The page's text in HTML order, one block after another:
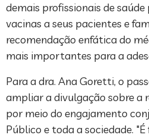
demais profissionais de saúde
vacinas a seus pacientes e
recomendação enfática do
mais importantes para a
Para a dra. Ana Goretti, o
ampliar a divulgação sobre a
por meio do engajamento
Público e toda a sociedade.